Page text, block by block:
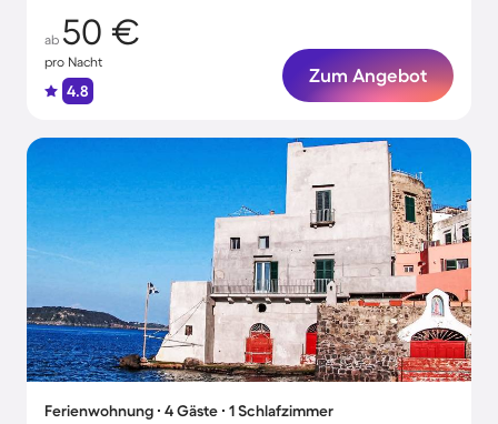
ab 50 €
pro Nacht
4.8
Zum Angebot
Ferienwohnung ∙ 4 Gäste ∙ 1 Schlafzimmer